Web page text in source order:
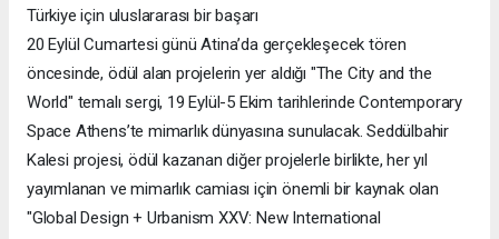
Türkiye için uluslararası bir başarı
20 Eylül Cumartesi günü Atina’da gerçekleşecek tören
öncesinde, ödül alan projelerin yer aldığı "The City and the
World" temalı sergi, 19 Eylül-5 Ekim tarihlerinde Contemporary
Space Athens’te mimarlık dünyasına sunulacak. Seddülbahir
Kalesi projesi, ödül kazanan diğer projelerle birlikte, her yıl
yayımlanan ve mimarlık camiası için önemli bir kaynak olan
"Global Design + Urbanism XXV: New International